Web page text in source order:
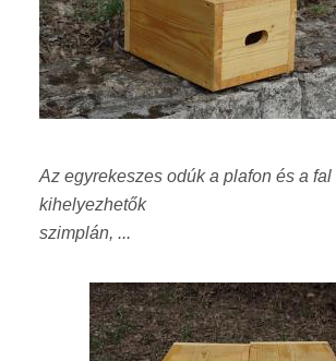
Az egyrekeszes odúk a plafon és a fal
kihelyezhetők
szimplán, ...